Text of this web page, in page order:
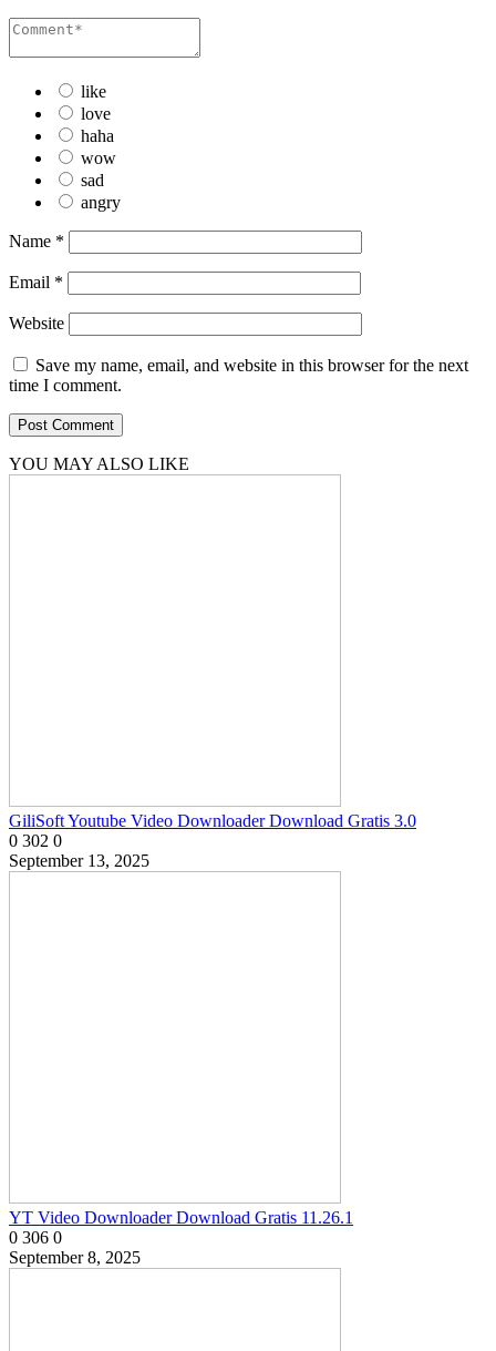
like
love
haha
wow
sad
angry
Name *
Email *
Website
Save my name, email, and website in this browser for the next
time I comment.
YOU MAY ALSO LIKE
GiliSoft Youtube Video Downloader Download Gratis 3.0
0 302 0
September 13, 2025
YT Video Downloader Download Gratis 11.26.1
0 306 0
September 8, 2025